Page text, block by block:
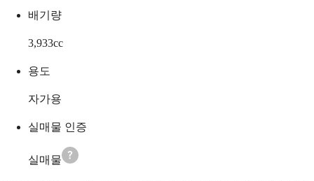
배기량
3,933cc
용도
자가용
실매물 인증
실매물